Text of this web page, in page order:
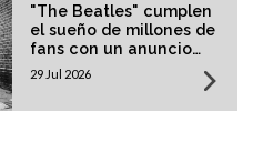
"The Beatles" cumplen
el sueño de millones de
fans con un anuncio
histórico
29 Jul 2026